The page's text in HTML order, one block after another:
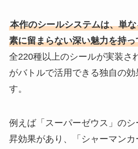
本作のシールシステムは、単
素に留まらない深い魅力を持
全220種以上のシールが実装さ
がバトルで活用できる独自の効
す。
例えば「スーパーゼウス」の
昇効果があり、「シャーマンカ